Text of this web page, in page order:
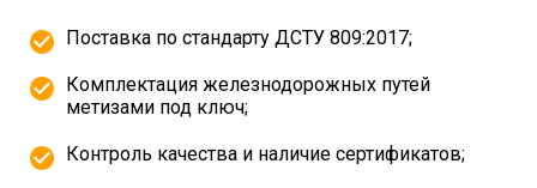
Поставка по стандарту ДСТУ 809:2017;
Комплектация железнодорожных путей
метизами под ключ;
Контроль качества и наличие сертификатов;